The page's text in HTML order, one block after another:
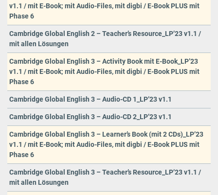
v1.1 / mit E-Book; mit Audio-Files, mit digbi / E-Book PLUS mit
Phase 6
Cambridge Global English 2 – Teacher’s Resource_LP’23 v1.1 /
mit allen Lösungen
Cambridge Global English 3 – Activity Book mit E-Book_LP’23
v1.1 / mit E-Book; mit Audio-Files, mit digbi / E-Book PLUS mit
Phase 6
Cambridge Global English 3 – Audio-CD 1_LP’23 v1.1
Cambridge Global English 3 – Audio-CD 2_LP’23 v1.1
Cambridge Global English 3 – Learner’s Book (mit 2 CDs)_LP’23
v1.1 / mit E-Book; mit Audio-Files, mit digbi / E-Book PLUS mit
Phase 6
Cambridge Global English 3 – Teacher’s Resource_LP’23 v1.1 /
mit allen Lösungen